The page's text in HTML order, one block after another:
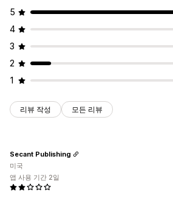
5
4
3
2
1
리뷰 작성 모든 리뷰
Secant Publishing
미국
앱 사용 기간 2일